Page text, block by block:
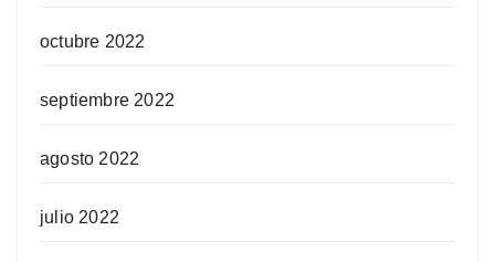
octubre 2022
septiembre 2022
agosto 2022
julio 2022